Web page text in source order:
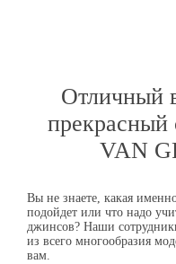
Отличный
прекрасный
VAN
Вы не знаете, какая
подойдет или что надо
джинсов? Наши
из всего многообразия
вам.